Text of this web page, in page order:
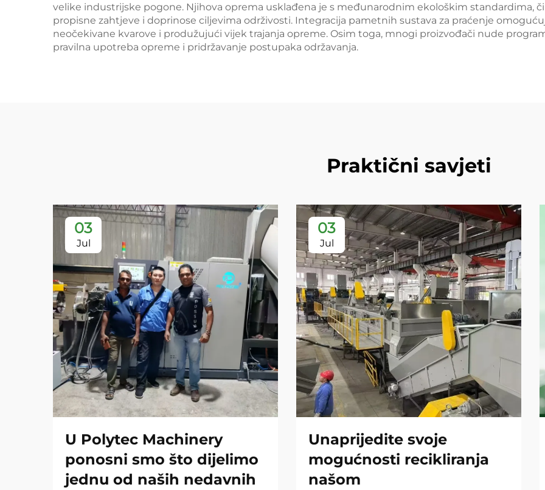
velike industrijske pogone. Njihova oprema usklađena je s međunarodnim ekološkim standardima,
propisne zahtjeve i doprinose ciljevima održivosti. Integracija pametnih sustava za praćenje
neočekivane kvarove i produžujući vijek trajanja opreme. Osim toga, mnogi proizvođači nude
pravilna upotreba opreme i pridržavanje postupaka održavanja.
Praktični savjeti
03
Jul
U Polytec Machinery
ponosni smo što dijelimo
jednu od naših nedavnih
03
Jul
Unaprijedite svoje
mogućnosti recikliranja
našom